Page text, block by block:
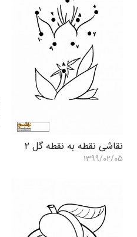
نقاشی نقطه به نقطه گل ۲
۱۳۹۹/۰۲/۰۵